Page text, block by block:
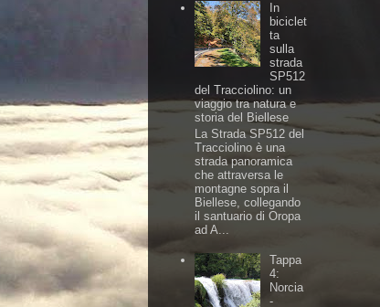
In
biciclet
ta
sulla
strada
SP512
del Tracciolino: un
viaggio tra natura e
storia del Biellese
La Strada SP512 del
Tracciolino è una
strada panoramica
che attraversa le
montagne sopra il
Biellese, collegando
il santuario di Oropa
ad A...
Tappa
4:
Norcia
-